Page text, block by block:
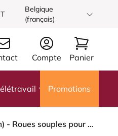
Belgique
(français)
Compte Panier
Promotions
HÅG Capisco 8106 - Elmosoft (Elmo) - Cuir semi-aniline - EL33004 - Cognac - Blush Rose - 200 mm (hauteur d’assise 46–64 cm) - Roues souples pour sols durs